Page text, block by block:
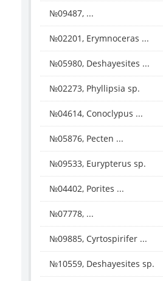
№09487, ...
№02201, Erymnoceras ...
№05980, Deshayesites ...
№02273, Phyllipsia sp.
№04614, Conoclypus ...
№05876, Pecten ...
№09533, Eurypterus sp.
№04402, Porites ...
№07778, ...
№09885, Cyrtospirifer ...
№10559, Deshayesites sp.